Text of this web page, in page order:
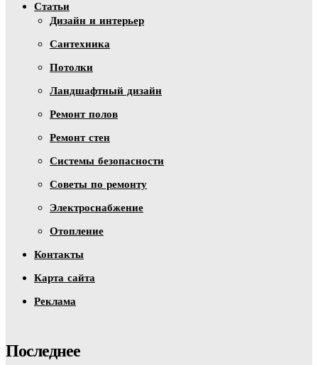
Статьи
Дизайн и интерьер
Сантехника
Потолки
Ландшафтный дизайн
Ремонт полов
Ремонт стен
Системы безопасности
Советы по ремонту
Электроснабжение
Отопление
Контакты
Карта сайта
Реклама
Последнее